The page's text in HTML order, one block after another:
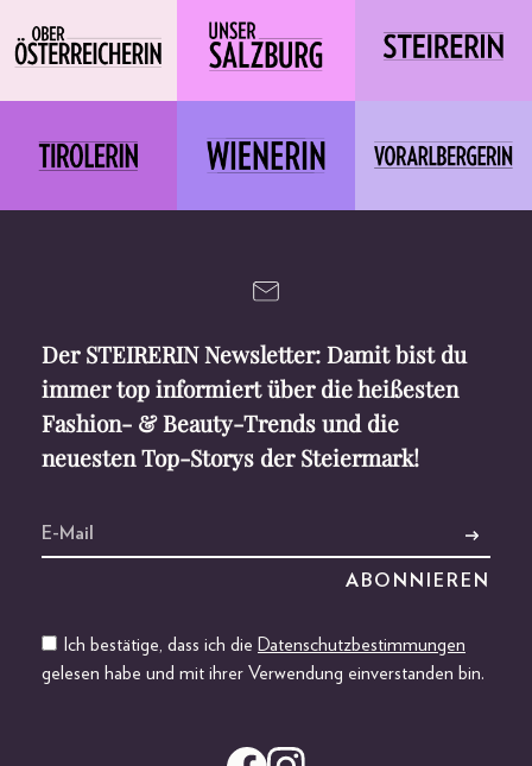
Der STEIRERIN Newsletter: Damit bist du
immer top informiert über die heißesten
Fashion- & Beauty-Trends und die
neuesten Top-Storys der Steiermark!
Ich bestätige, dass ich die Datenschutzbestimmungen
gelesen habe und mit ihrer Verwendung einverstanden bin.